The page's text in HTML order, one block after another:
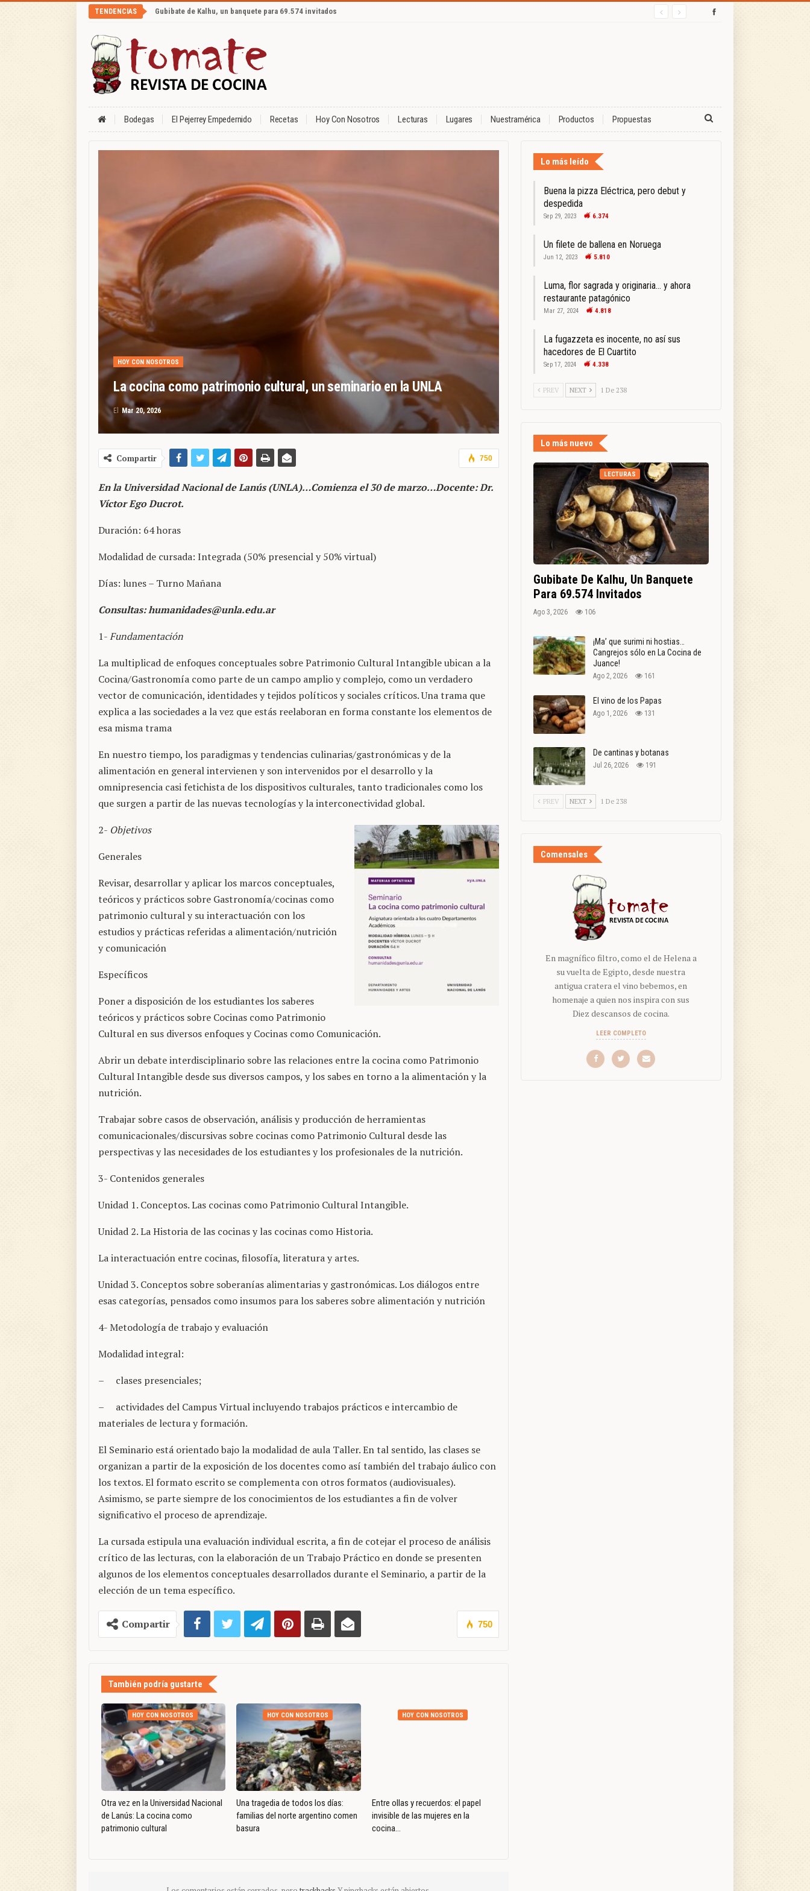
TENDENCIAS Gubibate de Kalhu, un banquete para 69.574 invitados
Bodegas El Pejerrey Empedernido Recetas Hoy Con Nosotros Lecturas Lugares Nuestramérica Productos Propuestas
HOY CON NOSOTROS
La cocina como patrimonio cultural, un seminario en la UNLA
El Mar 20, 2026
750
Compartir
En la Universidad Nacional de Lanús (UNLA)…Comienza el 30 de marzo…Docente: Dr.
Víctor Ego Ducrot.
Duración: 64 horas
Modalidad de cursada: Integrada (50% presencial y 50% virtual)
Días: lunes – Turno Mañana
Consultas: humanidades@unla.edu.ar
1-Fundamentación
La multiplicad de enfoques conceptuales sobre Patrimonio Cultural Intangible ubican a la
Cocina/Gastronomía como parte de un campo amplio y complejo, como un verdadero
vector de comunicación, identidades y tejidos políticos y sociales críticos. Una trama que
explica a las sociedades a la vez que estás reelaboran en forma constante los elementos de
esa misma trama
En nuestro tiempo, los paradigmas y tendencias culinarias/gastronómicas y de la
alimentación en general intervienen y son intervenidos por el desarrollo y la
omnipresencia casi fetichista de los dispositivos culturales, tanto tradicionales como los
que surgen a partir de las nuevas tecnologías y la interconectividad global.
2- Objetivos
Generales
Revisar, desarrollar y aplicar los marcos conceptuales,
teóricos y prácticos sobre Gastronomía/cocinas como
patrimonio cultural y su interactuación con los
estudios y prácticas referidas a alimentación/nutrición
y comunicación
Específicos
Poner a disposición de los estudiantes los saberes
teóricos y prácticos sobre Cocinas como Patrimonio
Cultural en sus diversos enfoques y Cocinas como Comunicación.
Abrir un debate interdisciplinario sobre las relaciones entre la cocina como Patrimonio
Cultural Intangible desde sus diversos campos, y los sabes en torno a la alimentación y la
nutrición.
Trabajar sobre casos de observación, análisis y producción de herramientas
comunicacionales/discursivas sobre cocinas como Patrimonio Cultural desde las
perspectivas y las necesidades de los estudiantes y los profesionales de la nutrición.
3- Contenidos generales
Unidad 1. Conceptos. Las cocinas como Patrimonio Cultural Intangible.
Unidad 2. La Historia de las cocinas y las cocinas como Historia.
La interactuación entre cocinas, filosofía, literatura y artes.
Unidad 3. Conceptos sobre soberanías alimentarias y gastronómicas. Los diálogos entre
esas categorías, pensados como insumos para los saberes sobre alimentación y nutrición
4- Metodología de trabajo y evaluación
Modalidad integral:
– clases presenciales;
– actividades del Campus Virtual incluyendo trabajos prácticos e intercambio de
materiales de lectura y formación.
El Seminario está orientado bajo la modalidad de aula Taller. En tal sentido, las clases se
organizan a partir de la exposición de los docentes como así también del trabajo áulico con
los textos. El formato escrito se complementa con otros formatos (audiovisuales).
Asimismo, se parte siempre de los conocimientos de los estudiantes a fin de volver
significativo el proceso de aprendizaje.
La cursada estipula una evaluación individual escrita, a fin de cotejar el proceso de análisis
crítico de las lecturas, con la elaboración de un Trabajo Práctico en donde se presenten
algunos de los elementos conceptuales desarrollados durante el Seminario, a partir de la
elección de un tema específico.
750
Compartir
También podría gustarte
HOY CON NOSOTROS
Otra vez en la Universidad Nacional
de Lanús: La cocina como
patrimonio cultural
HOY CON NOSOTROS
Una tragedia de todos los días:
familias del norte argentino comen
basura
HOY CON NOSOTROS
Entre ollas y recuerdos: el papel
invisible de las mujeres en la
cocina…
Lo más leído
Buena la pizza Eléctrica, pero debut y
despedida
Sep 29, 2023 6.374
Un filete de ballena en Noruega
Jun 12, 2023 5.810
Luma, flor sagrada y originaria… y ahora
restaurante patagónico
Mar 27, 2024 4.818
La fugazzeta es inocente, no así sus
hacedores de El Cuartito
Sep 17, 2024 4.338
PREV NEXT 1 De 238
Lo más nuevo
LECTURAS
Gubibate De Kalhu, Un Banquete
Para 69.574 Invitados
Ago 3, 2026 106
¡Ma’ que surimi ni hostias…
Cangrejos sólo en La Cocina de
Juance!
Ago 2, 2026 161
El vino de los Papas
Ago 1, 2026 131
De cantinas y botanas
Jul 26, 2026 191
PREV NEXT 1 De 238
Comensales
En magnífico filtro, como el de Helena a
su vuelta de Egipto, desde nuestra
antigua cratera el vino bebemos, en
homenaje a quien nos inspira con sus
Diez descansos de cocina.
LEER COMPLETO